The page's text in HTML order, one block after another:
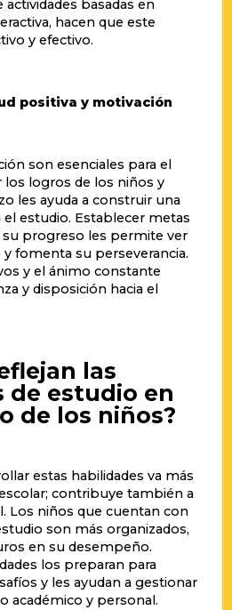
basadas en
hacen que este
y efectivo.
positiva y motivación
son esenciales para el
los logros de los niños y
les ayuda a construir una
estudio. Establecer metas
su progreso les permite ver
fomenta su perseverancia.
y el ánimo constante
y disposición hacia el
las
de estudio en
de los niños?
estas habilidades va más
contribuye también a
Los niños que cuentan con
son más organizados,
en su desempeño.
los preparan para
y les ayudan a gestionar
académico y personal.